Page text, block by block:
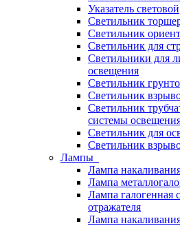
Указатель световой
Светильник
Светильник
Светильник для
Светильники для
освещения
Светильник
Светильник
Светильник
системы
Светильник для
Светильник
Лампы
Лампа
Лампа
Лампа галогенная
отражателя
Лампа